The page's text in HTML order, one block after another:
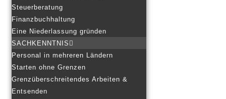
Steuerberatung
Finanzbuchhaltung
Eine Niederlassung gründen
SACHKENNTNIS
Personal in mehreren Ländern
Starten ohne Grenzen
Grenzüberschreitendes Arbeiten &
Entsenden